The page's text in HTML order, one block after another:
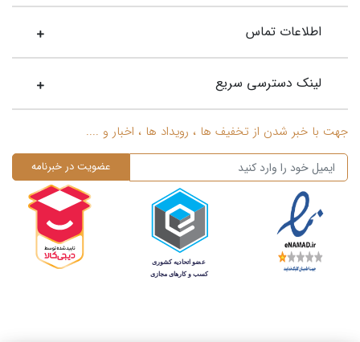
اطلاعات تماس
لینک دسترسی سریع
جهت با خبر شدن از تخفیف ها ، رویداد ها ، اخبار و ....